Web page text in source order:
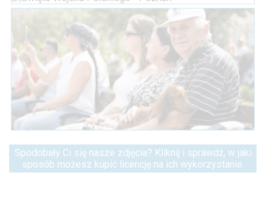
Spodobały Ci się nasze zdjęcia? Kliknij i sprawdź, w jaki
sposób możesz kupić licencję na ich wykorzystanie.